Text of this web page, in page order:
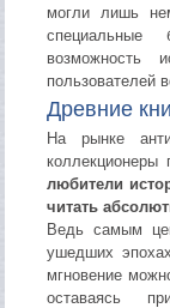
могли лишь
специальные
возможность
пользователей
Древние
На рынке
коллекционеры
любители
читать
Ведь самым
ушедших
мгновение
оставаясь